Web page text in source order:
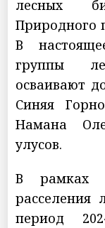
лесных
Природного
В
группы
осваивают
Синяя
Намана
улусов.
В рамках
расселения
период